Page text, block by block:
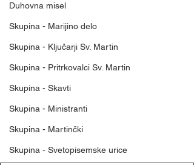
Duhovna misel
Skupina - Marijino delo
Skupina - Ključarji Sv. Martin
Skupina - Pritrkovalci Sv. Martin
Skupina - Skavti
Skupina - Ministranti
Skupina - Martinčki
Skupina - Svetopisemske urice